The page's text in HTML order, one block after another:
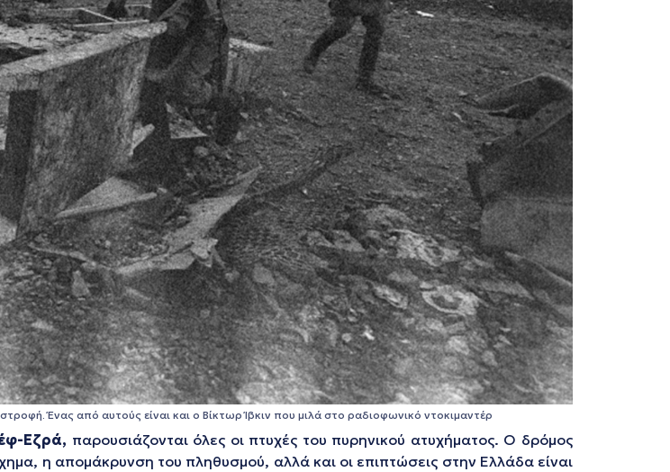
Ένας από αυτούς είναι και ο Βίκτωρ Ίβκιν που μιλά στο ραδιοφωνικό ντοκιμαντέρ
Εζρά, παρουσιάζονται όλες οι πτυχές του πυρηνικού ατυχήματος. Ο δρόμος
η απομάκρυνση του πληθυσμού, αλλά και οι επιπτώσεις στην Ελλάδα είναι